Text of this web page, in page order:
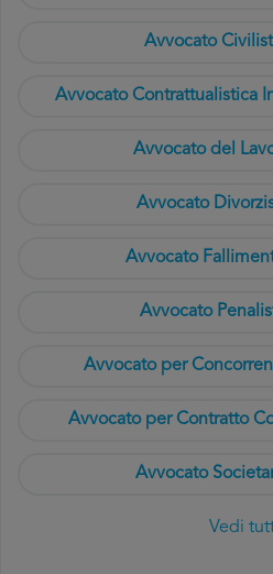
Avvocato
Avvocato Contrattualistica
Avvocato del
Avvocato
Avvocato
Avvocato
Avvocato per
Avvocato per Contratto
Avvocato
Vedi